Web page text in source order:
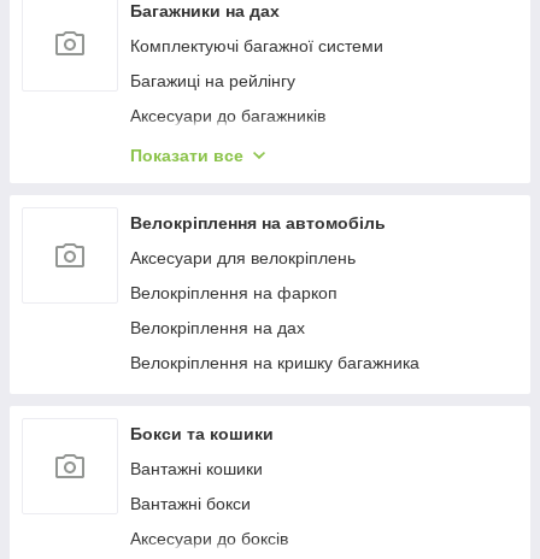
Багажники на дах
Комплектуючі багажної системи
Багажиці на рейлінгу
Аксесуари до багажників
Багажиці в штатне місце
Багажиці на інтегровані рейлінги
Багажники на водості
Показати все
Велокріплення на автомобіль
Аксесуари для велокріплень
Велокріплення на фаркоп
Велокріплення на дах
Велокріплення на кришку багажника
Бокси та кошики
Вантажні кошики
Вантажні бокси
Аксесуари до боксів